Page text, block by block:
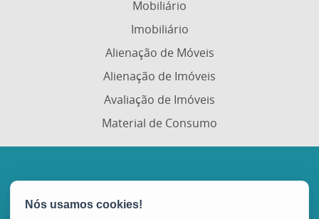
Mobiliário
Imobiliário
Alienação de Móveis
Alienação de Imóveis
Avaliação de Imóveis
Material de Consumo
Portal de Compras Governamentais (Portal de
Compras)